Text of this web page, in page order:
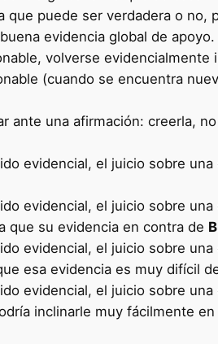
puede ser verdadera o no,
evidencia global de apoyo.
volverse evidencialmente
(cuando se encuentra
ante una afirmación: creerla,
evidencial, el juicio sobre
evidencial, el juicio sobre
que su evidencia en contra de B
evidencial, el juicio sobre
esa evidencia es muy difícil
evidencial, el juicio sobre
inclinarle muy fácilmente